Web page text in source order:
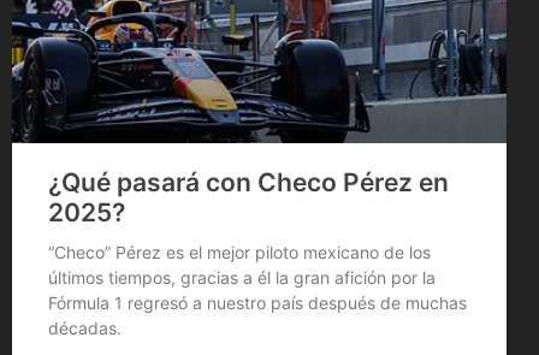
¿Qué pasará con Checo Pérez en
2025?
“Checo” Pérez es el mejor piloto mexicano de los
últimos tiempos, gracias a él la gran afición por la
Fórmula 1 regresó a nuestro país después de muchas
décadas.